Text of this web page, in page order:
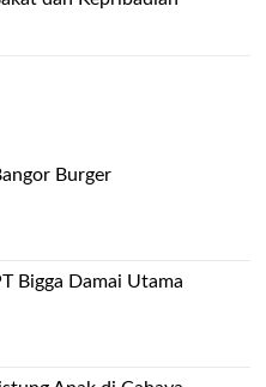
Burger
Bigga Damai Utama